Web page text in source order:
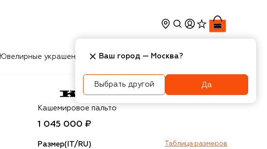
Ювелирные украшения Косметика Интерьер
Kiton
Кашемировое пальто
1 045 000 ₽
Размер(IT/RU) Таблица размеров
Ваш город — Москва?
Выбрать другой Да